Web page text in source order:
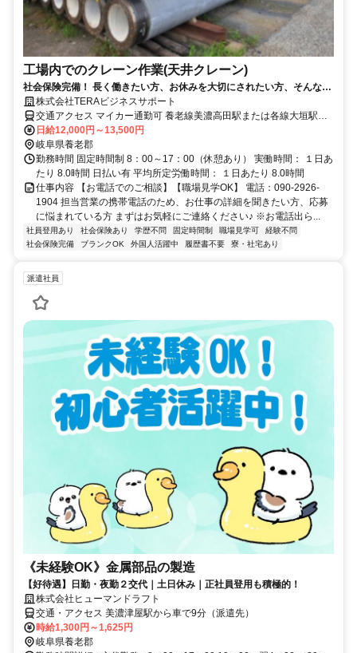
工場内でのクレーン作業(天井クレーン)
社会保険完備！ 長く働きたい方、お休みを大切にされたい方、そんな方
にぴったりの派遣会社です♪
株式会社TERAビジネスサポート
交通アクセス マイカー通勤可 養老線美濃高田駅または各線大垣駅下
車 車通勤が便利です
日給12,000円～13,500円
岐阜県養老郡
勤務時間 固定時間制 8：00～17：00（休憩あり） 実働時間： １日あ
たり 8.0時間 日払い有 平均所定労働時間： １日あたり 8.0時間
仕事内容 【お電話でのご相談】【職場見学OK】 電話：090-2926-
1904 担当営業の携帯電話のため、お仕事の詳細を聞きたい方、応募
に悩まれている方 まずはお気軽にご連絡ください♪ ※お電話出ら...
社員登用あり 社会保険あり 学歴不問 固定時間制 職場見学可
経験不問
社会保険完備
ブランクOK 外国人活躍中 履歴書不要 寮・社宅あり
派遣社員
《未経験OK》金属部品の製造
【好待遇】日勤・夜勤２交代｜土日休み｜正社員登用も積極的！
株式会社ヒューマンドラフト
交通・アクセス 美濃津屋駅から車で9分（派遣先）
時給1,300円～1,625円
岐阜県養老郡